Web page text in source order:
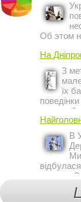
Об этом
Киеве
Украине
На
З
їх
пору
ДАІ з
Кривий
В
на тему
участю, з
пішоходів.